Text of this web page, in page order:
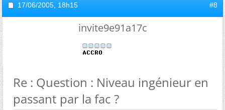
17/06/2005, 18h15 #8
invite9e91a17c
Re : Question : Niveau ingénieur en
passant par la fac ?